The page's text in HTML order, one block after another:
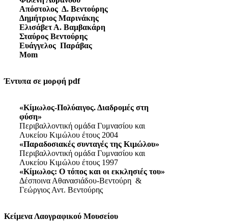
Απόστολος Δ. Βεντούρης
Δημήτριος Μαρινάκης
Ελισάβετ Α. Βαμβακάρη
Σταύρος Βεντούρης
Ευάγγελος Παράβας
Mom
Έντυπα σε μορφή pdf
«Κίμωλος-Πολύαιγος. Διαδρομές στη
φύση»
Περιβαλλοντική ομάδα Γυμνασίου και
Λυκείου Κιμώλου έτους 2004
«Παραδοσιακές συνταγές της Κιμώλου»
Περιβαλλοντική ομάδα Γυμνασίου και
Λυκείου Κιμώλου έτους 1997
«Κίμωλος: Ο τόπος και οι εκκλησιές του»
Δέσποινα Αθανασιάδου-Βεντούρη &
Γεώργιος Αντ. Βεντούρης
Κείμενα Λαογραφικού Μουσείου